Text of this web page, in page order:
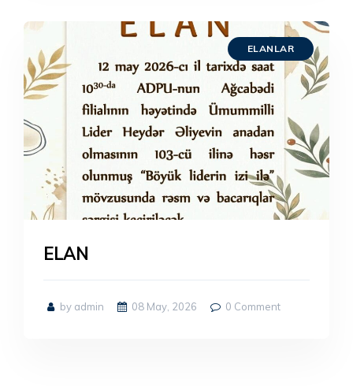
ELANLAR
ELAN
by admin 08 May, 2026 0 Comment